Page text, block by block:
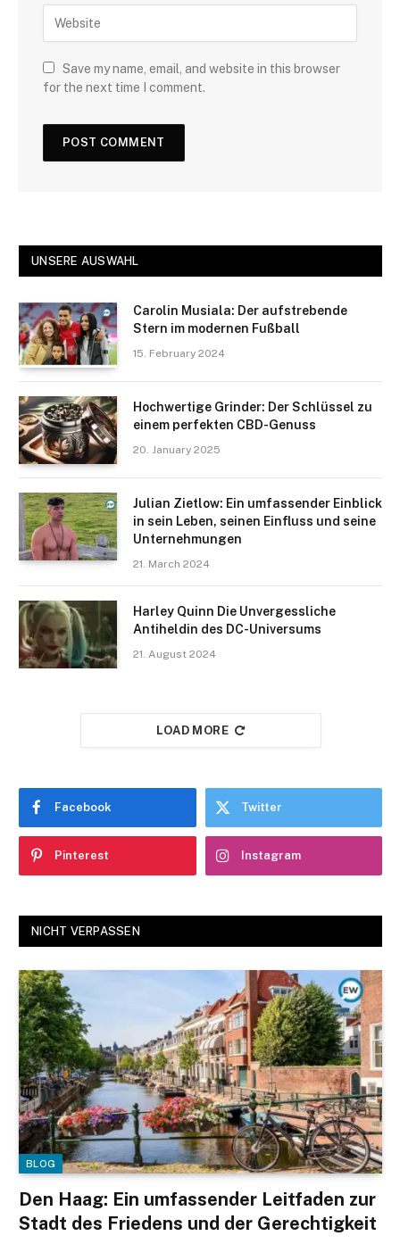
Save my name, email, and website in this browser
for the next time I comment.
UNSERE AUSWAHL
Carolin Musiala: Der aufstrebende
Stern im modernen Fußball
15. February 2024
Hochwertige Grinder: Der Schlüssel zu
einem perfekten CBD-Genuss
20. January 2025
Julian Zietlow: Ein umfassender Einblick
in sein Leben, seinen Einfluss und seine
Unternehmungen
21. March 2024
Harley Quinn Die Unvergessliche
Antiheldin des DC-Universums
21. August 2024
LOAD MORE
Facebook Twitter
Pinterest Instagram
NICHT VERPASSEN
BLOG
Den Haag: Ein umfassender Leitfaden zur
Stadt des Friedens und der Gerechtigkeit